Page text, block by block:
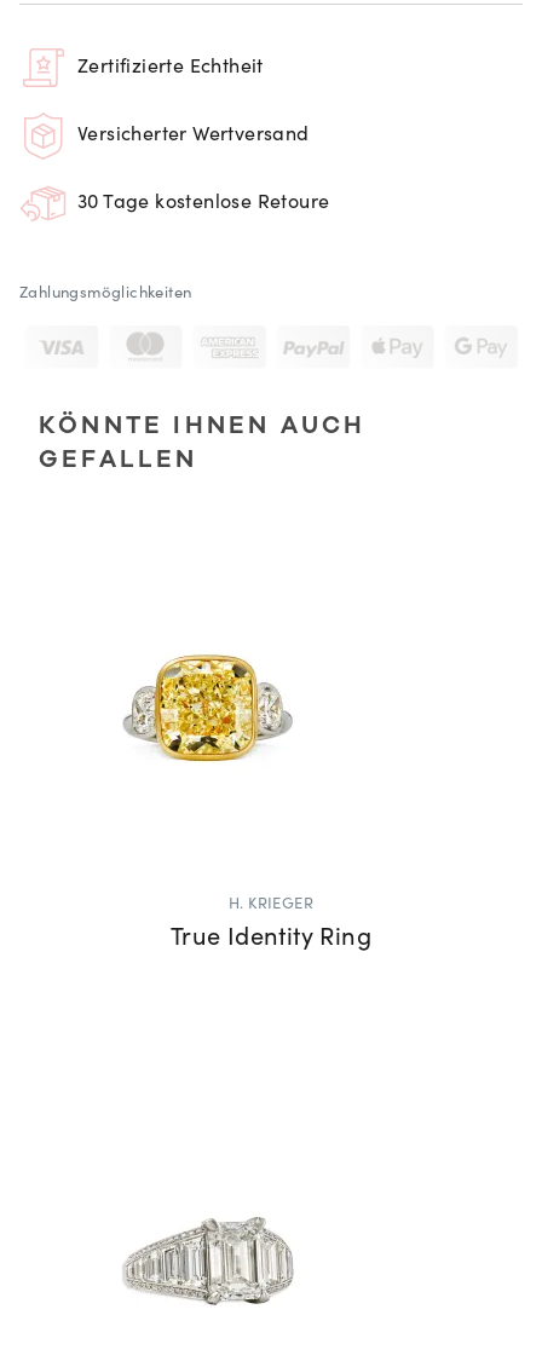
Zertifizierte Echtheit
Versicherter Wertversand
30 Tage kostenlose Retoure
Zahlungsmöglichkeiten
KÖNNTE IHNEN AUCH
GEFALLEN
H. KRIEGER
True Identity Ring